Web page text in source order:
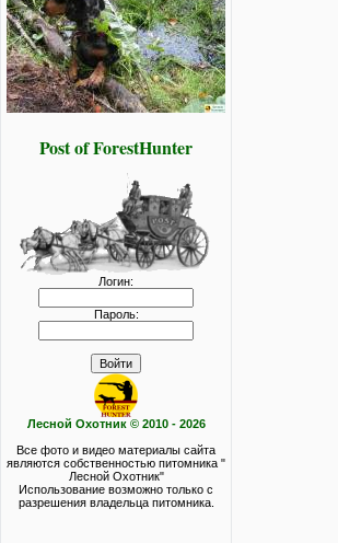
Post of ForestHunter
Логин:
Пароль:
Лесной Охотник © 2010 - 2026
Все фото и видео материалы сайта
являются собственностью питомника "
Лесной Охотник"
Использование возможно только с
разрешения владельца питомника.